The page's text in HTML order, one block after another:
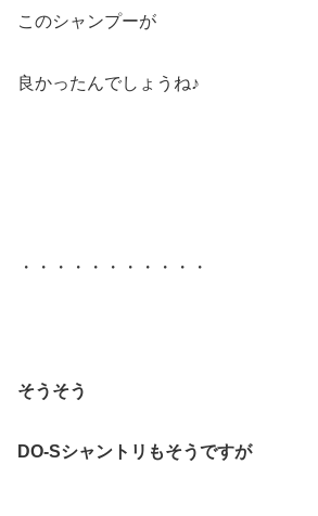
このシャンプーが
良かったんでしょうね♪
・・・・・・・・・・・
そうそう
DO-Sシャントリもそうですが